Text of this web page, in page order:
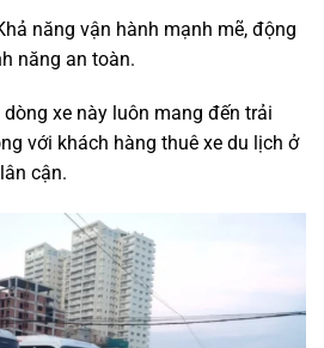
năng vận hành mạnh mẽ, động
năng an toàn.
xe này luôn mang đến trải
với khách hàng thuê xe du lịch ở
cận.